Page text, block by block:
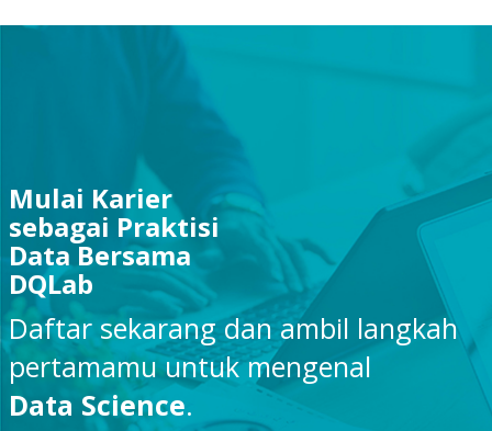
Mulai Karier
sebagai Praktisi
Data Bersama
DQLab
Daftar sekarang dan ambil langkah
pertamamu untuk mengenal
Data Science.